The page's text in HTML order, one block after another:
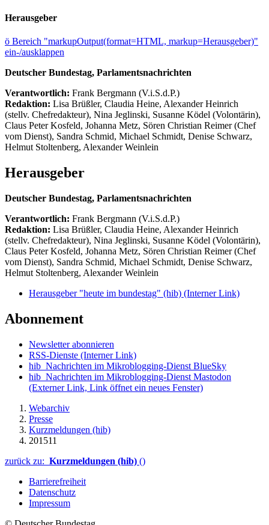
Herausgeber
ö Bereich "markupOutput(format=HTML, markup=Herausgeber)"
ein-/ausklappen
Deutscher Bundestag, Parlamentsnachrichten
Verantwortlich: Frank Bergmann (V.i.S.d.P.)
Redaktion: Lisa Brüßler, Claudia Heine, Alexander Heinrich
(stellv. Chefredakteur), Nina Jeglinski, Susanne Ködel (Volontärin),
Claus Peter Kosfeld, Johanna Metz, Sören Christian Reimer (Chef
vom Dienst), Sandra Schmid, Michael Schmidt, Denise Schwarz,
Helmut Stoltenberg, Alexander Weinlein
Herausgeber
Deutscher Bundestag, Parlamentsnachrichten
Verantwortlich: Frank Bergmann (V.i.S.d.P.)
Redaktion: Lisa Brüßler, Claudia Heine, Alexander Heinrich
(stellv. Chefredakteur), Nina Jeglinski, Susanne Ködel (Volontärin),
Claus Peter Kosfeld, Johanna Metz, Sören Christian Reimer (Chef
vom Dienst), Sandra Schmid, Michael Schmidt, Denise Schwarz,
Helmut Stoltenberg, Alexander Weinlein
Herausgeber "heute im bundestag" (hib) (Interner Link)
Abonnement
Newsletter abonnieren
RSS-Dienste (Interner Link)
hib_Nachrichten im Mikroblogging-Dienst BlueSky
hib_Nachrichten im Mikroblogging-Dienst Mastodon
(Externer Link, Link öffnet ein neues Fenster)
Webarchiv
Presse
Kurzmeldungen (hib)
201511
zurück zu: Kurzmeldungen (hib) ()
Barrierefreiheit
Datenschutz
Impressum